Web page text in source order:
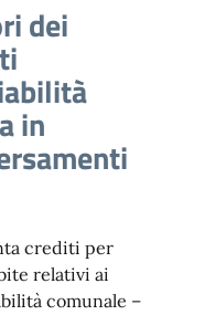
dei
in
crediti per
relativi ai
comunale –